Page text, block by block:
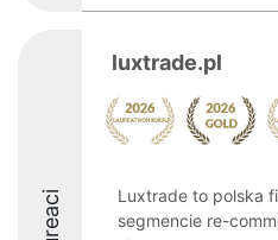
luxtrade.pl
Luxtrade to polska
segmencie re-